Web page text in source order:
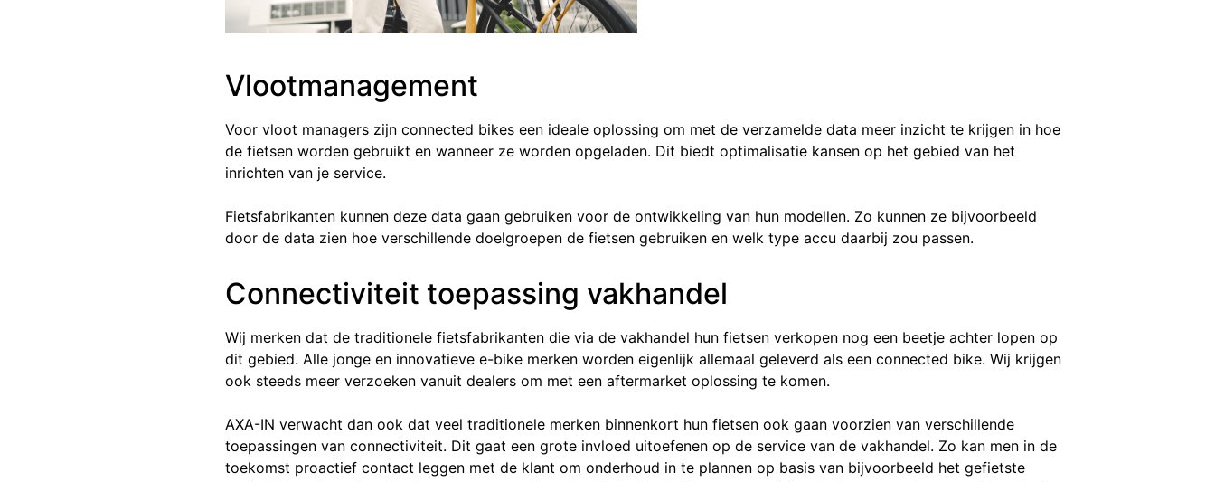
Vlootmanagement
Voor vloot managers zijn connected bikes een ideale oplossing om met de verzamelde data meer inzicht te krijgen in hoe
de fietsen worden gebruikt en wanneer ze worden opgeladen. Dit biedt optimalisatie kansen op het gebied van het
inrichten van je service.
Fietsfabrikanten kunnen deze data gaan gebruiken voor de ontwikkeling van hun modellen. Zo kunnen ze bijvoorbeeld
door de data zien hoe verschillende doelgroepen de fietsen gebruiken en welk type accu daarbij zou passen.
Connectiviteit toepassing vakhandel
Wij merken dat de traditionele fietsfabrikanten die via de vakhandel hun fietsen verkopen nog een beetje achter lopen op
dit gebied. Alle jonge en innovatieve e-bike merken worden eigenlijk allemaal geleverd als een connected bike. Wij krijgen
ook steeds meer verzoeken vanuit dealers om met een aftermarket oplossing te komen.
AXA-IN verwacht dan ook dat veel traditionele merken binnenkort hun fietsen ook gaan voorzien van verschillende
toepassingen van connectiviteit. Dit gaat een grote invloed uitoefenen op de service van de vakhandel. Zo kan men in de
toekomst proactief contact leggen met de klant om onderhoud in te plannen op basis van bijvoorbeeld het gefietste